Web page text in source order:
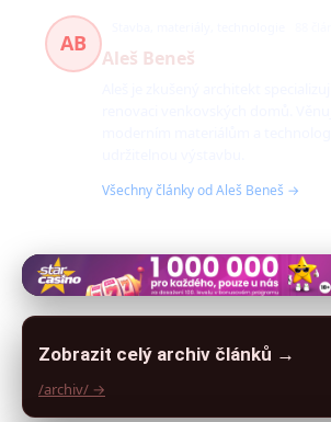
AB
Aleš Beneš
Všechny články od Aleš Beneš →
Zobrazit celý archiv článků →
/archiv/ →